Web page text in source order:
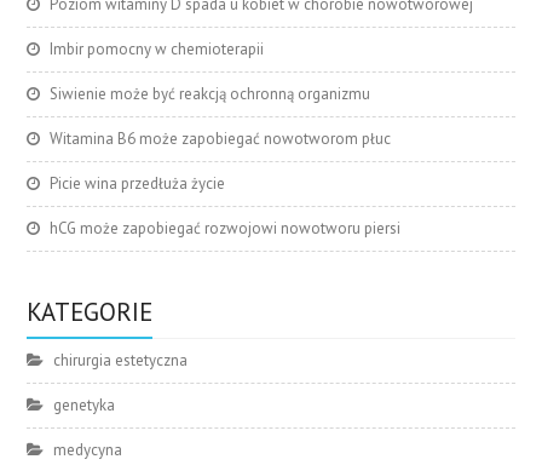
Poziom witaminy D spada u kobiet w chorobie nowotworowej
Imbir pomocny w chemioterapii
Siwienie może być reakcją ochronną organizmu
Witamina B6 może zapobiegać nowotworom płuc
Picie wina przedłuża życie
hCG może zapobiegać rozwojowi nowotworu piersi
KATEGORIE
chirurgia estetyczna
genetyka
medycyna